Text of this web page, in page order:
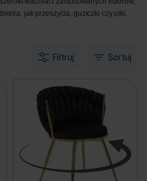
jak przeszycia, guziczki czy piki.
Filtruj Sortuj